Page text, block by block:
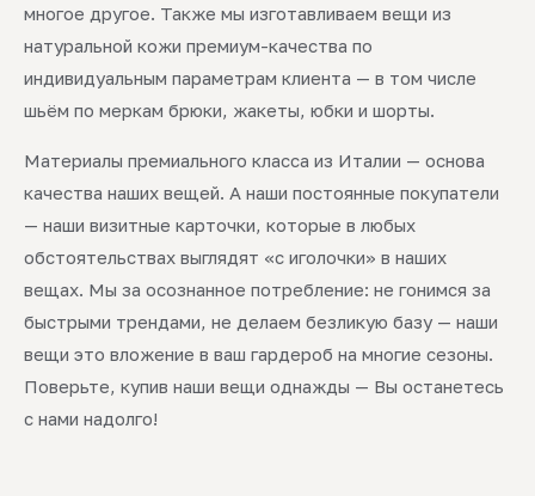
многое другое. Также мы изготавливаем вещи из
натуральной кожи премиум-качества по
индивидуальным параметрам клиента — в том числе
шьём по меркам брюки, жакеты, юбки и шорты.
Материалы премиального класса из Италии — основа
качества наших вещей. А наши постоянные покупатели
— наши визитные карточки, которые в любых
обстоятельствах выглядят «с иголочки» в наших
вещах. Мы за осознанное потребление: не гонимся за
быстрыми трендами, не делаем безликую базу — наши
вещи это вложение в ваш гардероб на многие сезоны.
Поверьте, купив наши вещи однажды — Вы останетесь
с нами надолго!